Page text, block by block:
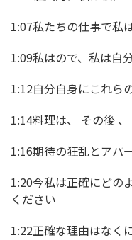
1:07私たちの仕事で私
1:09私はので、私は自
1:12自分自身にこれら
1:14料理は、 その後
1:16期待の狂乱とアパ
1:20今私は正確にどの
ください
1:22正確な理由はなく